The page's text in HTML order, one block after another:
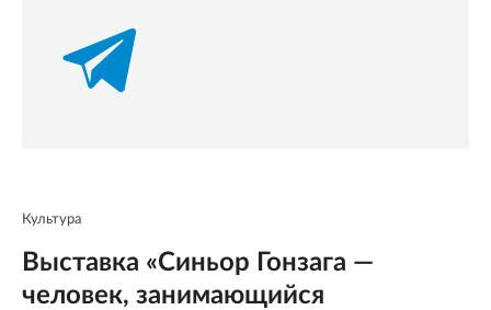
Культура
Выставка «Синьор Гонзага —
человек, занимающийся